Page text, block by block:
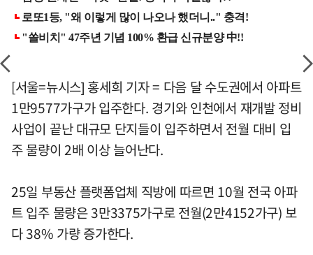
[서울=뉴시스] 홍세희 기자 = 다음 달 수도권에서 아파트
1만9577가구가 입주한다. 경기와 인천에서 재개발 정비
사업이 끝난 대규모 단지들이 입주하면서 전월 대비 입
주 물량이 2배 이상 늘어난다.
25일 부동산 플랫폼업체 직방에 따르면 10월 전국 아파
트 입주 물량은 3만3375가구로 전월(2만4152가구) 보
다 38% 가량 증가한다.